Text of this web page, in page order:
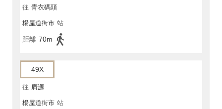
往 青衣碼頭
楊屋道街市 站
距離 70m
49X
往 廣源
楊屋道街市 站